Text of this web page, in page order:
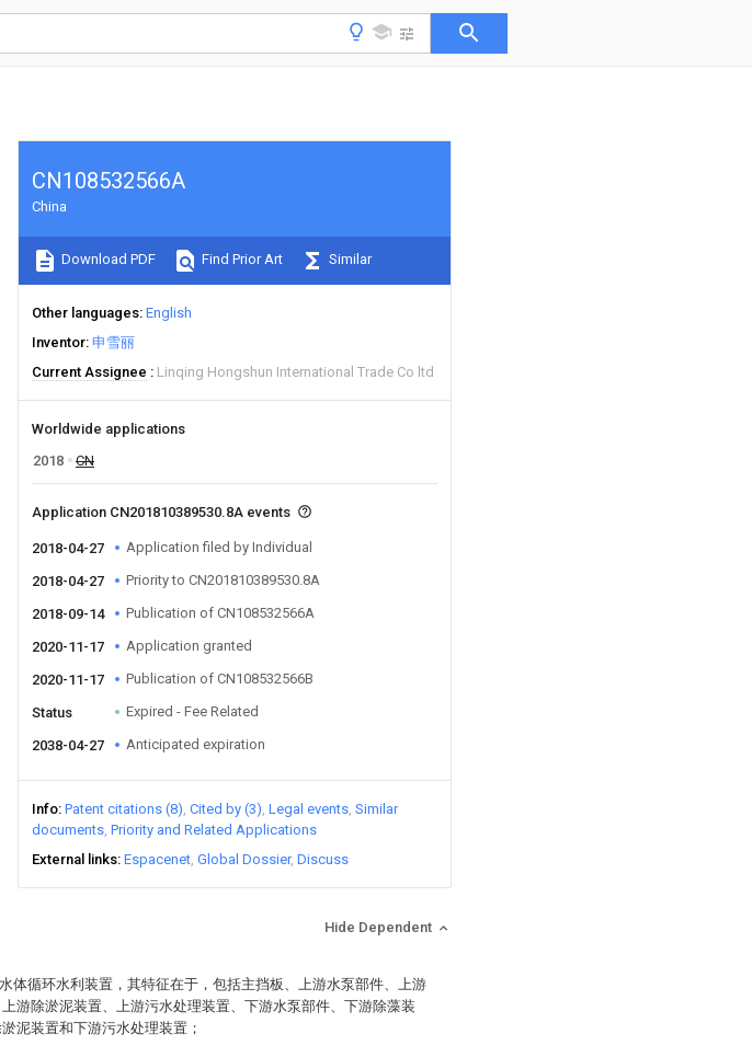
CN108532566A
China
Download PDF Find Prior Art Similar
Other languages English
Inventor 申雪丽
Current Assignee
Linqing Hongshun International Trade Co ltd
Worldwide applications
2018
CN
Application CN201810389530.8A events
2018-04-27 Application filed by Individual
2018-04-27 Priority to CN201810389530.8A
2018-09-14 Publication of CN108532566A
2020-11-17 Application granted
2020-11-17 Publication of CN108532566B
Status Expired - Fee Related
2038-04-27 Anticipated expiration
Info Patent citations (8) Cited by (3) Legal events Similar
documents Priority and Related Applications
External links Espacenet Global Dossier Discuss
Hide Dependent
体循环水利装置，其特征在于，包括主挡板、上游水泵部件、上游
游除淤泥装置、上游污水处理装置、下游水泵部件、下游除藻装
泥装置和下游污水处理装置；